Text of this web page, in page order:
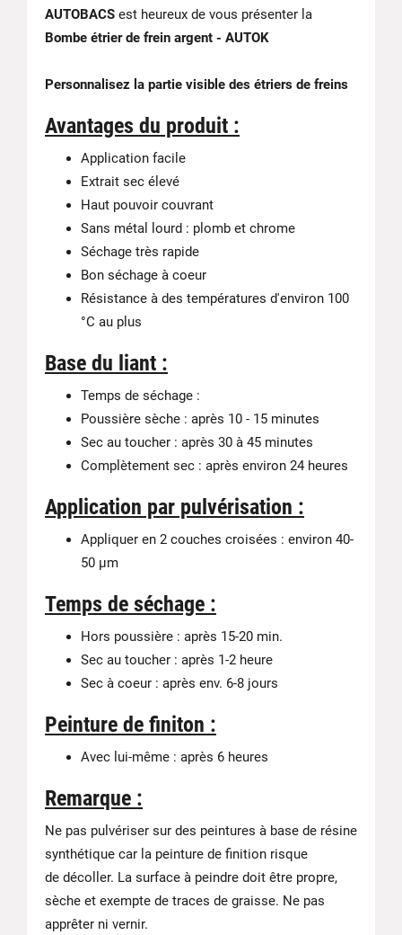
AUTOBACS est heureux de vous présenter la
Bombe étrier de frein argent - AUTOK
Personnalisez la partie visible des étriers de freins
Avantages du produit :
Application facile
Extrait sec élevé
Haut pouvoir couvrant
Sans métal lourd : plomb et chrome
Séchage très rapide
Bon séchage à coeur
Résistance à des températures d'environ 100
°C au plus
Base du liant :
Temps de séchage :
Poussière sèche : après 10 - 15 minutes
Sec au toucher : après 30 à 45 minutes
Complètement sec : après environ 24 heures
Application par pulvérisation :
Appliquer en 2 couches croisées : environ 40-
50 μm
Temps de séchage :
Hors poussière : après 15-20 min.
Sec au toucher : après 1-2 heure
Sec à coeur : après env. 6-8 jours
Peinture de finiton :
Avec lui-même : après 6 heures
Remarque :
Ne pas pulvériser sur des peintures à base de résine
synthétique car la peinture de finition risque
de décoller. La surface à peindre doit être propre,
sèche et exempte de traces de graisse. Ne pas
apprêter ni vernir.